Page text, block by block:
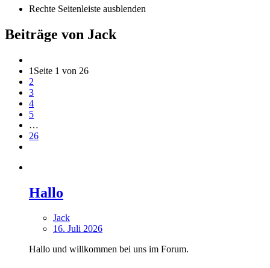
Rechte Seitenleiste ausblenden
Beiträge von Jack
1 Seite 1 von 26
2
3
4
5
…
26
Hallo
Jack
16. Juli 2026
Hallo und willkommen bei uns im Forum.